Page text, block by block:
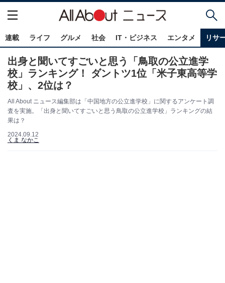
連載 ライフ グルメ 社会 IT・ビジネス エンタメ リサ
出身と聞いてすごいと思う「鳥取の公立進学
校」ランキング！ ダントツ1位「米子東高等学
校」、2位は？
All About ニュース編集部は「中国地方の公立進学校」に関するアンケート調
査を実施。「出身と聞いてすごいと思う鳥取の公立進学校」ランキングの結
果は？
2024.09.12
くま なかこ